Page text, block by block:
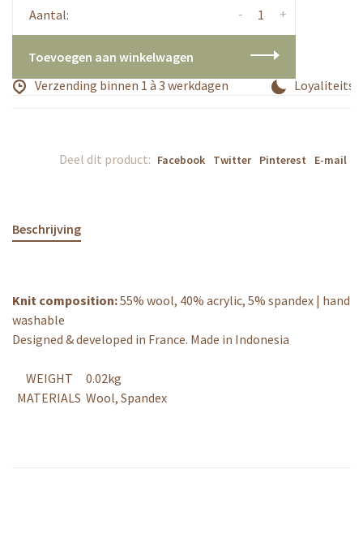
Aantal: +
-
Toevoegen aan winkelwagen
Verzending binnen 1 à 3 werkdagen
Deel dit product: Facebook Twitter Pinterest E-mail
Beschrijving
Knit composition:55% wool, 40% acrylic, 5% spandex | hand
washable
Designed & developed in France. Made in Indonesia
WEIGHT
0.02kg
MATERIALS Wool, Spandex